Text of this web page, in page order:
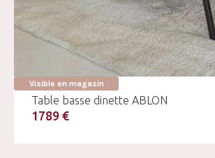
Visible en magasin
Table basse dinette ABLON
1789 €